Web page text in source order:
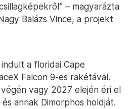
– magyarázta
Balázs Vince, a projekt
a floridai Cape
Falcon 9-es rakétával.
vagy 2027 elején éri el
annak Dimorphos holdját.